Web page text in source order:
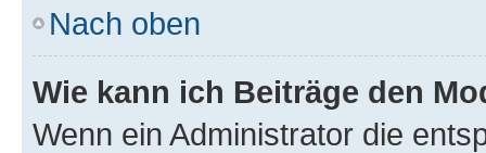
Nach oben
Wie kann ich Beiträge den
Wenn ein Administrator die